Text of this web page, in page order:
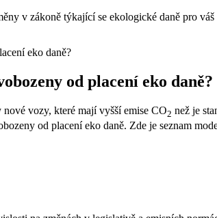
v zákoně týkající se ekologické daně pro
od placení eko daně?
vozy, které mají vyšší emise CO2 než je
od placení eko daně. Zde je seznam